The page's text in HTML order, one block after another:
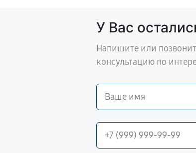
У Вас
Напишите или
консультацию по